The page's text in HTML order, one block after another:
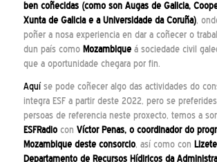
ben coñecidas (como son Augas de Galicia,
Xunta de Galicia e a Universidade da Coruña),
poñer a nosa experiencia en dar a coñecer o
dun país como Mozambiqueá sociedade civil
que a oportunidade chegara por fin.
Aquíse pode coñecer algo das actividades do
integra ESF a partir deste 2022, pero se
persoas de referencia neste proxecto, temos a
ESFRadiocon Víctor Penas, o coordinador do
Mozambique deste consorcio, así como con
Departamento de Recursos Hídiricos da